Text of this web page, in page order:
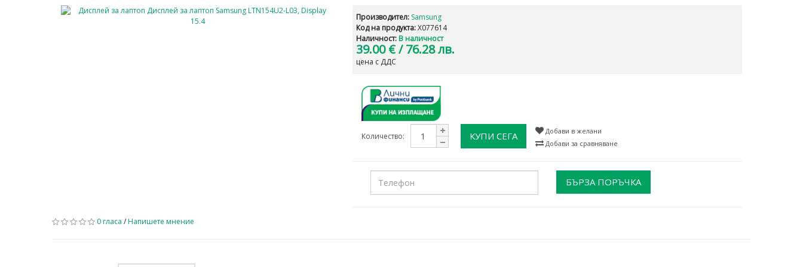
Производител: Samsung
Код на продукта: X077614
Наличност: В наличност
39.00 € / 76.28 лв.
цена с ДДС
Количество: КУПИ СЕГА
Добави в желани
Добави за сравняване
БЪРЗА ПОРЪЧКА
0 гласа /Напишете мнение